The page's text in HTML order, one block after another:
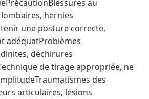
au
hernies
une posture correcte,
adéquatProblèmes
déchirures
de tirage appropriée, ne
des
articulaires, lésions